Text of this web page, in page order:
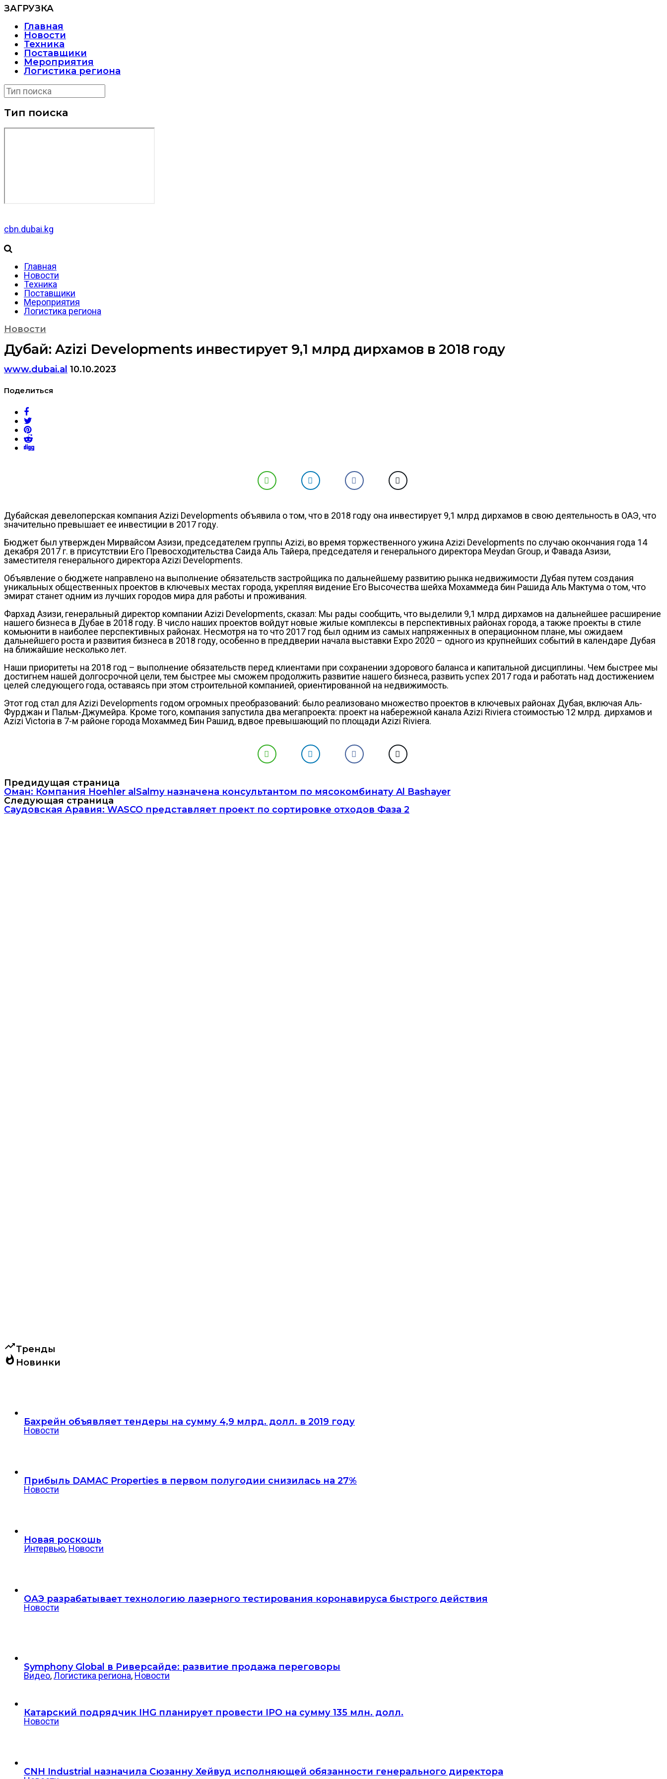
ЗАГРУЗКА
Главная
Новости
Техника
Поставщики
Мероприятия
Логистика региона
Тип поиска
cbn.dubai.kg
Главная
Новости
Техника
Поставщики
Мероприятия
Логистика региона
Новости
Дубай: Azizi Developments инвестирует 9,1 млрд дирхамов в 2018 году
www.dubai.al 10.10.2023
Поделиться
Дубайская девелоперская компания Azizi Developments объявила о том, что в 2018 году она инвестирует 9,1 млрд дирхамов в свою деятельность в ОАЭ, что
значительно превышает ее инвестиции в 2017 году.
Бюджет был утвержден Мирвайсом Азизи, председателем группы Azizi, во время торжественного ужина Azizi Developments по случаю окончания года 14
декабря 2017 г. в присутствии Его Превосходительства Саида Аль Тайера, председателя и генерального директора Meydan Group, и Фавада Азизи,
заместителя генерального директора Azizi Developments.
Объявление о бюджете направлено на выполнение обязательств застройщика по дальнейшему развитию рынка недвижимости Дубая путем создания
уникальных общественных проектов в ключевых местах города, укрепляя видение Его Высочества шейха Мохаммеда бин Рашида Аль Мактума о том, что
эмират станет одним из лучших городов мира для работы и проживания.
Фархад Азизи, генеральный директор компании Azizi Developments, сказал: Мы рады сообщить, что выделили 9,1 млрд дирхамов на дальнейшее расширение
нашего бизнеса в Дубае в 2018 году. В число наших проектов войдут новые жилые комплексы в перспективных районах города, а также проекты в стиле
комьюнити в наиболее перспективных районах. Несмотря на то что 2017 год был одним из самых напряженных в операционном плане, мы ожидаем
дальнейшего роста и развития бизнеса в 2018 году, особенно в преддверии начала выставки Expo 2020 – одного из крупнейших событий в календаре Дубая
на ближайшие несколько лет.
Наши приоритеты на 2018 год – выполнение обязательств перед клиентами при сохранении здорового баланса и капитальной дисциплины. Чем быстрее мы
достигнем нашей долгосрочной цели, тем быстрее мы сможем продолжить развитие нашего бизнеса, развить успех 2017 года и работать над достижением
целей следующего года, оставаясь при этом строительной компанией, ориентированной на недвижимость.
Этот год стал для Azizi Developments годом огромных преобразований: было реализовано множество проектов в ключевых районах Дубая, включая Аль-
Фурджан и Пальм-Джумейра. Кроме того, компания запустила два мегапроекта: проект на набережной канала Azizi Riviera стоимостью 12 млрд. дирхамов и
Azizi Victoria в 7-м районе города Мохаммед Бин Рашид, вдвое превышающий по площади Azizi Riviera.
Предидущая страница
Оман: Компания Hoehler alSalmy назначена консультантом по мясокомбинату Al Bashayer
Следующая страница
Саудовская Аравия: WASCO представляет проект по сортировке отходов Фаза 2
trending_upТренды
whatshot Новинки
Бахрейн объявляет тендеры на сумму 4,9 млрд. долл. в 2019 году
Новости
Прибыль DAMAC Properties в первом полугодии снизилась на 27%
Новости
Новая роскошь
Интервью, Новости
ОАЭ разрабатывает технологию лазерного тестирования коронавируса быстрого действия
Новости
Symphony Global в Риверсайде: развитие продажа переговоры
Видео,Логистика региона, Новости
Катарский подрядчик IHG планирует провести IPO на сумму 135 млн. долл.
Новости
CNH Industrial назначила Сюзанну Хейвуд исполняющей обязанности генерального директора